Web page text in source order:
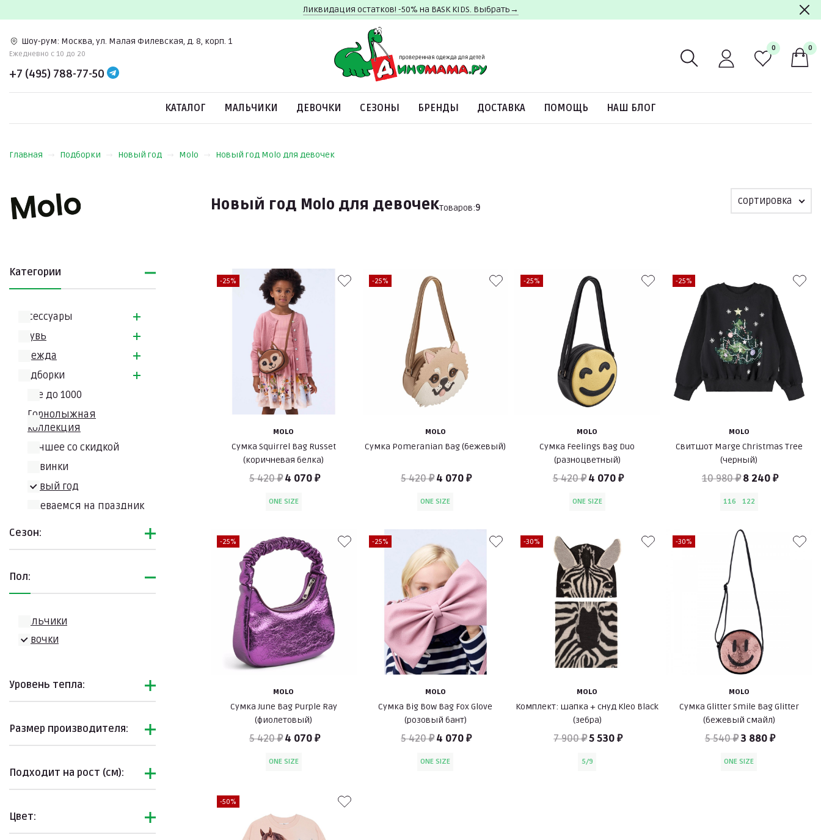
Ликвидация остатков! -50% на BASK KIDS. Выбрать→
Шоу-рум: Москва, ул. Малая Филевская, д. 8, корп. 1
Ежедневно c 10 до 20
+7 (495) 788-77-50
0 0
КАТАЛОГ МАЛЬЧИКИ ДЕВОЧКИ СЕЗОНЫ БРЕНДЫ ДОСТАВКА ПОМОЩЬ НАШ БЛОГ
Главная Подборки Новый год Molo Новый год Molo для девочек
Категории
Аксессуары
Обувь
Одежда
Подборки
Всe до 1000
Горнолыжная
коллекция
Лучшее со скидкой
Новинки
Новый год
Одеваемся на праздник
Уценка
Хиты продаж
Сезон:
Пол:
Мальчики
Девочки
Уровень тепла:
Размер производителя:
Подходит на рост (см):
Цвет:
Новый год Molo для девочекТоваров:9
сортировка
-25%
MOLO
Сумка Squirrel Bag Russet
(коричневая белка)
5 420 ₽ 4 070 ₽
ONE SIZE
-25%
MOLO
Сумка Pomeranian Bag (бежевый)
5 420 ₽4 070 ₽
ONE SIZE
-25%
MOLO
Сумка Feelings Bag Duo
(разноцветный)
5 420 ₽ 4 070 ₽
ONE SIZE
-25%
MOLO
Свитшот Marge Christmas Tree
(черный)
10 980 ₽ 8 240 ₽
116 122
-25%
MOLO
Сумка June Bag Purple Ray
(фиолетовый)
5 420 ₽ 4 070 ₽
ONE SIZE
-25%
MOLO
Сумка Big Bow Bag Fox Glove
(розовый бант)
5 420 ₽4 070 ₽
ONE SIZE
-30%
MOLO
Комплект: шапка + снуд Kleo Black
(зебра)
7 900 ₽5 530 ₽
5/9
-30%
MOLO
Сумка Glitter Smile Bag Glitter
(бежевый смайл)
5 540 ₽3 880 ₽
ONE SIZE
-50%